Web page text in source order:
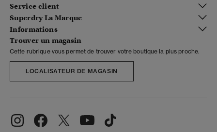
Service client
Superdry La Marque
Informations
Trouver un magasin
Cette rubrique vous permet de trouver votre boutique la plus proche.
LOCALISATEUR DE MAGASIN